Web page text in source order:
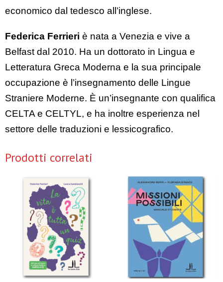
economico dal tedesco all’inglese.
Federica Ferrieri è nata a Venezia e vive a
Belfast dal 2010. Ha un dottorato in Lingua e
Letteratura Greca Moderna e la sua principale
occupazione è l’insegnamento delle Lingue
Straniere Moderne. È un’insegnante con qualifica
CELTA e CELTYL, e ha inoltre esperienza nel
settore delle traduzioni e lessicografico.
Prodotti correlati